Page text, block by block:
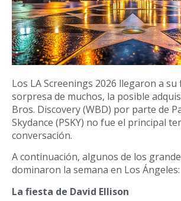
Los LA Screenings 2026 llegaron a su
sorpresa de muchos, la posible
Bros. Discovery (WBD) por parte de
Skydance (PSKY) no fue el principal
conversación.
A continuación, algunos de los
dominaron la semana en Los Ángeles:
La fiesta de David Ellison